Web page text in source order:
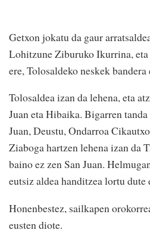
Getxon jokatu da gaur
Lohitzune Ziburuko Ikurrina,
ere, Tolosaldeko neskek
Tolosaldea izan da lehena, eta
Juan eta Hibaika. Bigarren
Juan, Deustu, Ondarroa
Ziaboga hartzen lehena izan da
baino ez zen San Juan.
eutsiz aldea handitzea lortu
Honenbestez, sailkapen
eusten diote.